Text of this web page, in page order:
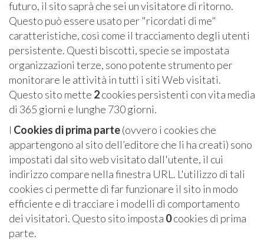
futuro, il sito saprà che sei un visitatore di ritorno.
Questo può essere usato per "ricordati di me"
caratteristiche, così come il tracciamento degli utenti
persistente. Questi biscotti, specie se impostata
organizzazioni terze, sono potente strumento per
monitorare le attività in tutti i siti Web visitati.
Questo sito mette 2cookies persistenti con vita media
di 365 giorni e lunghe 730 giorni.
I Cookies di prima parte(ovvero i cookies che
appartengono al sito dell’editore che li ha creati) sono
impostati dal sito web visitato dall'utente, il cui
indirizzo compare nella finestra URL. L'utilizzo di tali
cookies ci permette di far funzionare il sito in modo
efficiente e di tracciare i modelli di comportamento
dei visitatori. Questo sito imposta 0cookies di prima
parte.